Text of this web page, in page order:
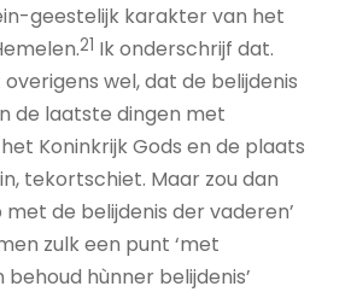
geestelijk karakter van het
21 Ik onderschrijf dat.
wel, dat de belijdenis
de laatste dingen met
Koninkrijk Gods en de plaats
tekortschiet. Maar zou dan
de belijdenis der vaderen’
zulk een punt ‘met
hùnner belijdenis’